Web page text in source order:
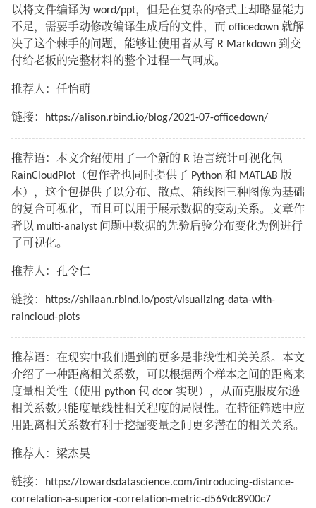
以将文件编译为 word/ppt，但是在复杂的格式上却略显能力
不足，需要手动修改编译生成后的文件，而 officedown 就解
决了这个棘手的问题，能够让使用者从写 R Markdown 到交
付给老板的完整材料的整个过程一气呵成。
推荐人：任怡萌
链接：https://alison.rbind.io/blog/2021-07-officedown/
推荐语：本文介绍使用了一个新的 R 语言统计可视化包
RainCloudPlot（包作者也同时提供了 Python 和 MATLAB 版
本），这个包提供了以分布、散点、箱线图三种图像为基础
的复合可视化，而且可以用于展示数据的变动关系。文章作
者以 multi-analyst 问题中数据的先验后验分布变化为例进行
了可视化。
推荐人：孔令仁
链接：https://shilaan.rbind.io/post/visualizing-data-with-
raincloud-plots
推荐语：在现实中我们遇到的更多是非线性相关关系。本文
介绍了一种距离相关系数，可以根据两个样本之间的距离来
度量相关性（使用 python 包 dcor 实现），从而克服皮尔逊
相关系数只能度量线性相关程度的局限性。在特征筛选中应
用距离相关系数有利于挖掘变量之间更多潜在的相关关系。
推荐人：梁杰昊
链接：https://towardsdatascience.com/introducing-distance-
correlation-a-superior-correlation-metric-d569dc8900c7